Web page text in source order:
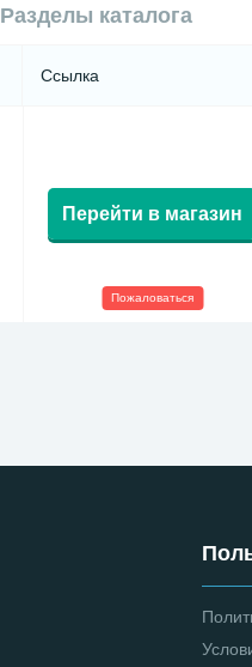
Разделы каталога
Ссылка
Перейти в магазин
Пожаловаться